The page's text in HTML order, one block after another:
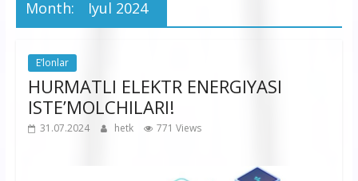
korxonasi”
Month: Iyul 2024
E’lonlar
HURMATLI ELEKTR ENERGIYASI
ISTE’MOLCHILARI!
31.07.2024 hetk 771 Views